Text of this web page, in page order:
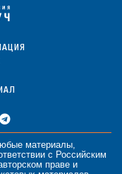
материалы
с Российским
праве и